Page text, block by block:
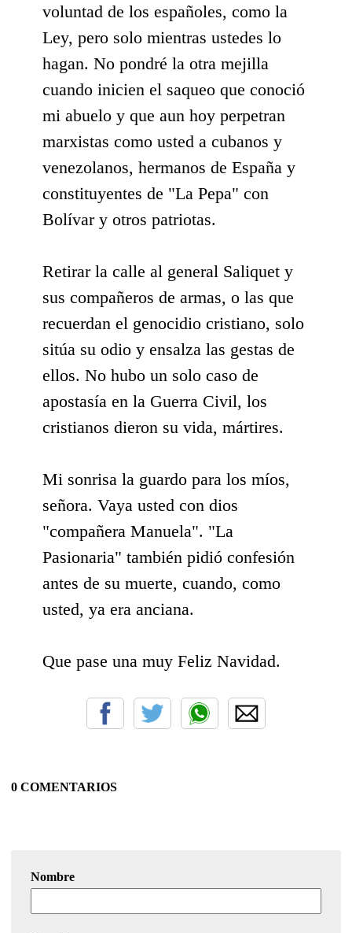
voluntad de los españoles, como la
Ley, pero solo mientras ustedes lo
hagan. No pondré la otra mejilla
cuando inicien el saqueo que conoció
mi abuelo y que aun hoy perpetran
marxistas como usted a cubanos y
venezolanos, hermanos de España y
constituyentes de "La Pepa" con
Bolívar y otros patriotas.
Retirar la calle al general Saliquet y
sus compañeros de armas, o las que
recuerdan el genocidio cristiano, solo
sitúa su odio y ensalza las gestas de
ellos. No hubo un solo caso de
apostasía en la Guerra Civil, los
cristianos dieron su vida, mártires.
Mi sonrisa la guardo para los míos,
señora. Vaya usted con dios
"compañera Manuela". "La
Pasionaria" también pidió confesión
antes de su muerte, cuando, como
usted, ya era anciana.
Que pase una muy Feliz Navidad.
0 COMENTARIOS
Nombre